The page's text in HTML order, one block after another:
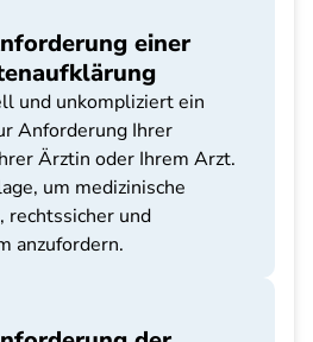
einer
und unkompliziert ein
Anforderung Ihrer
Ärztin oder Ihrem Arzt.
um medizinische
rechtssicher und
anzufordern.